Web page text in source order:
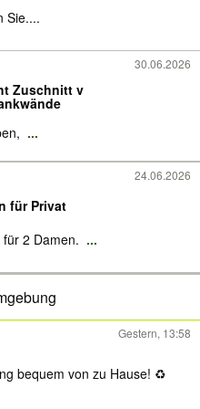
Sie....
30.06.2026
Zuschnitt v
...
24.06.2026
für Privat
2 Damen. ...
Gestern, 13:58
bequem von zu Hause! ♻️